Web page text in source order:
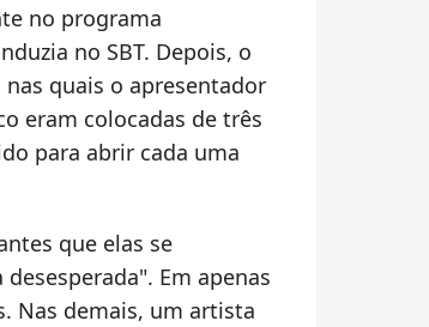
no programa
no SBT. Depois, o
quais o apresentador
eram colocadas de três
para abrir cada uma
que elas se
Em apenas
Nas demais, um artista